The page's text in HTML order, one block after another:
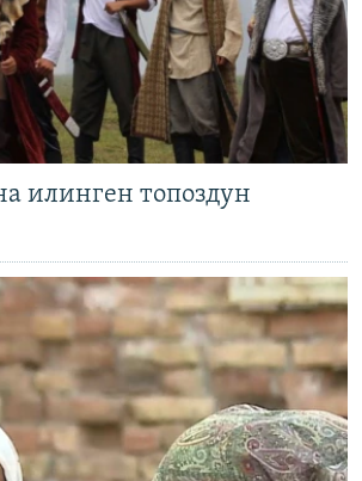
илинген топоздун